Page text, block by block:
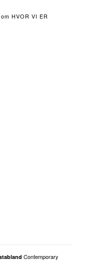
om HVOR VI ER
Contemporary